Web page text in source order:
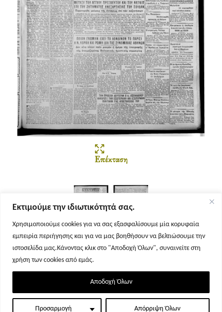
Εκτιμούμε την ιδιωτικότητά σας.
Χρησιμοποιούμε cookies για να σας εξασφαλίσουμε μία κορυφαία
εμπειρία περιήγησης και για να μας βοηθήσουν να βελτιώσουμε την
ιστοσελίδα μας.Κάνοντας κλικ στο "Αποδοχή Όλων", συναινείτε στη
χρήση των cookies από εμάς.
Προσαρμογή Απόρριψη Όλων
Αποδοχή Όλων
Επέκταση
Σελίδα 1 Σελίδα 2